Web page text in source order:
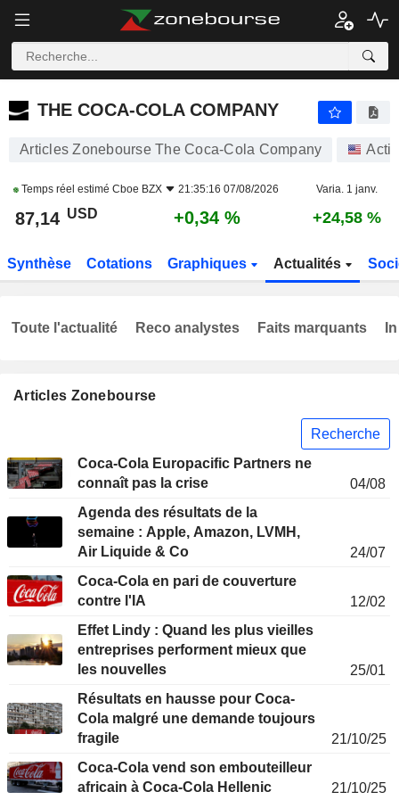
THE COCA-COLA COMPANY
THE COCA-COLA COMPANY
Articles Zonebourse The Coca-Cola Company
Temps réel estimé Cboe BZX 21:35:16 07/08/2026 Varia. 1 janv.
87,14 USD +0,34 % +24,58 %
Synthèse Cotations Graphiques Actualités
Articles Zonebourse
Recherche
Coca-Cola Europacific Partners ne
connaît pas la crise
04/08
Agenda des résultats de la
semaine : Apple, Amazon, LVMH,
Air Liquide & Co
24/07
Coca-Cola en pari de couverture
contre l'IA
12/02
Effet Lindy : Quand les plus vieilles
entreprises performent mieux que
les nouvelles
25/01
Résultats en hausse pour Coca-
Cola malgré une demande toujours
fragile
21/10/25
Coca-Cola vend son embouteilleur
africain à Coca-Cola Hellenic
21/10/25
Toute l'actualité Reco analystes Faits marquants